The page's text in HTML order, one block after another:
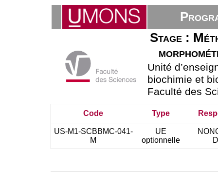
Stage :
Unité
biochimie et
Faculté des
Code Type
US-M1-SCBBMC-041-
M
UE
optionnelle